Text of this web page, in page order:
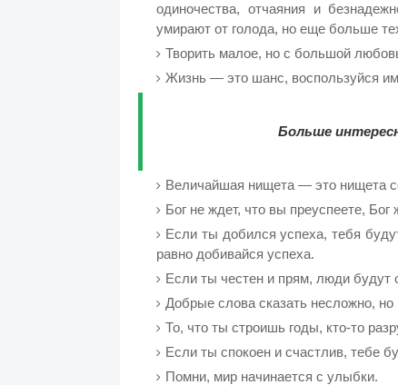
одиночества, отчаяния и
умирают от голода, но еще больше
Творить малое, но с большой
Жизнь — это шанс, воспользуйся
Больше
Величайшая нищета — это нищета
Бог не ждет, что вы преуспеете, Бог
Если ты добился успеха, тебя
равно добивайся успеха.
Если ты честен и прям, люди
Добрые слова сказать несложно,
То, что ты строишь годы, кто-то
Если ты спокоен и счастлив, тебе
Помни, мир начинается с улыбки.